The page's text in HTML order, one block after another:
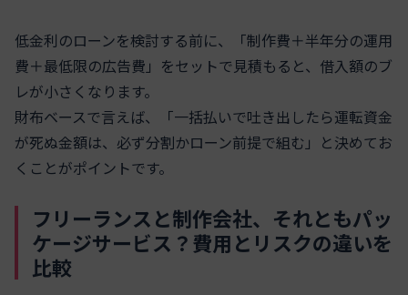
低金利のローンを検討する前に、「制作費＋半年分の運用
費＋最低限の広告費」をセットで見積もると、借入額のブ
レが小さくなります。
財布ベースで言えば、「一括払いで吐き出したら運転資金
が死ぬ金額は、必ず分割かローン前提で組む」と決めてお
くことがポイントです。
フリーランスと制作会社、それともパッ
ケージサービス？費用とリスクの違いを
比較